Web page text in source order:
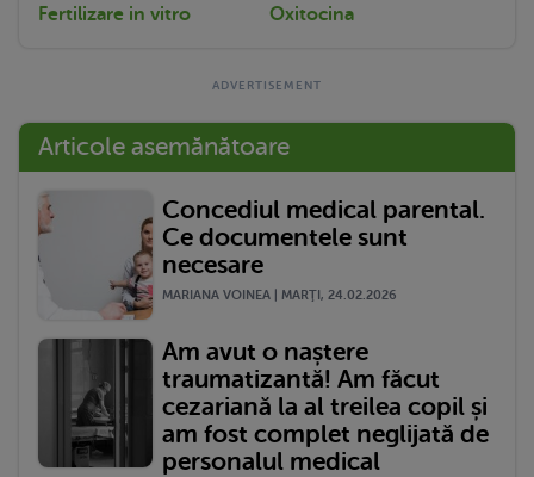
Fertilizare in vitro
Oxitocina
Articole asemănătoare
Concediul medical parental.
Ce documentele sunt
necesare
MARIANA VOINEA | MARŢI, 24.02.2026
Am avut o naștere
traumatizantă! Am făcut
cezariană la al treilea copil și
am fost complet neglijată de
personalul medical